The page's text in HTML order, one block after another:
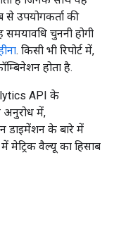
उपयोगकर्ता की
चुननी होगी
. किसी भी रिपोर्ट में,
होता है.
API के
में,
डाइमेंशन के बारे में
मेट्रिक वैल्यू का हिसाब